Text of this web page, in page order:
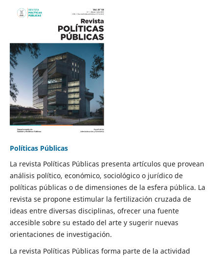
Políticas Públicas
La revista Políticas Públicas presenta artículos que provean
análisis político, económico, sociológico o jurídico de
políticas públicas o de dimensiones de la esfera pública. La
revista se propone estimular la fertilización cruzada de
ideas entre diversas disciplinas, ofrecer una fuente
accesible sobre su estado del arte y sugerir nuevas
orientaciones de investigación.
La revista Políticas Públicas forma parte de la actividad